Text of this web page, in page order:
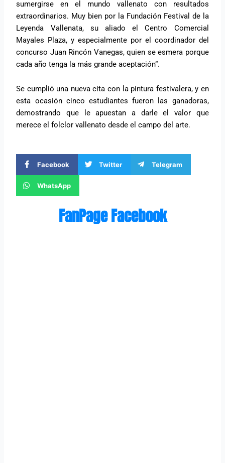
sumergirse en el mundo vallenato con resultados
extraordinarios. Muy bien por la Fundación Festival de la
Leyenda Vallenata, su aliado el Centro Comercial
Mayales Plaza, y especialmente por el coordinador del
concurso Juan Rincón Vanegas, quien se esmera porque
cada año tenga la más grande aceptación”.
Se cumplió una nueva cita con la pintura festivalera, y en
esta ocasión cinco estudiantes fueron las ganadoras,
demostrando que le apuestan a darle el valor que
merece el folclor vallenato desde el campo del arte.
Facebook Twitter Telegram
WhatsApp
FanPage Facebook